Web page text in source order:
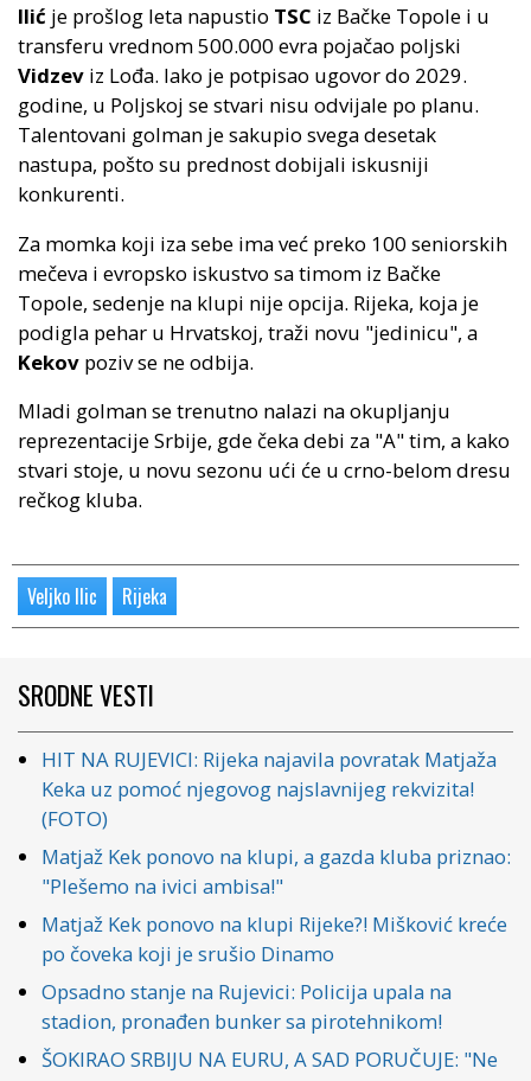
Ilić je prošlog leta napustio TSC iz Bačke Topole i u
transferu vrednom 500.000 evra pojačao poljski
Vidzev iz Lođa. Iako je potpisao ugovor do 2029.
godine, u Poljskoj se stvari nisu odvijale po planu.
Talentovani golman je sakupio svega desetak
nastupa, pošto su prednost dobijali iskusniji
konkurenti.
Za momka koji iza sebe ima već preko 100 seniorskih
mečeva i evropsko iskustvo sa timom iz Bačke
Topole, sedenje na klupi nije opcija. Rijeka, koja je
podigla pehar u Hrvatskoj, traži novu "jedinicu", a
Kekov poziv se ne odbija.
Mladi golman se trenutno nalazi na okupljanju
reprezentacije Srbije, gde čeka debi za "A" tim, a kako
stvari stoje, u novu sezonu ući će u crno-belom dresu
rečkog kluba.
Veljko Ilic Rijeka
SRODNE VESTI
HIT NA RUJEVICI: Rijeka najavila povratak Matjaža
Keka uz pomoć njegovog najslavnijeg rekvizita!
(FOTO)
Matjaž Kek ponovo na klupi, a gazda kluba priznao:
"Plešemo na ivici ambisa!"
Matjaž Kek ponovo na klupi Rijeke?! Mišković kreće
po čoveka koji je srušio Dinamo
Opsadno stanje na Rujevici: Policija upala na
stadion, pronađen bunker sa pirotehnikom!
ŠOKIRAO SRBIJU NA EURU, A SAD PORUČUJE: "Ne